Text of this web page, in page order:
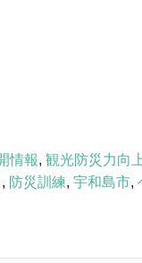
情報, 観光防災力向
, 防災訓練, 宇和島市,